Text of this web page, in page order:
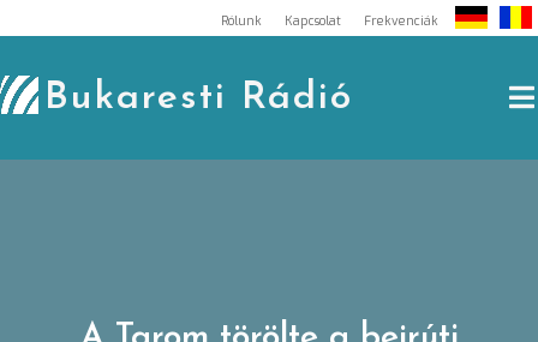
to
content
Rólunk Kapcsolat Frekvenciák
Bukaresti Rádió